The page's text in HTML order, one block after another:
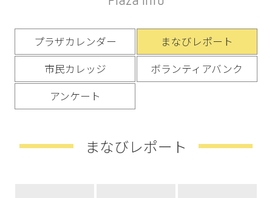
まなびレポート
プラザカレンダー
まなびレポート
市民カレッジ
ボランティアバンク
アンケート